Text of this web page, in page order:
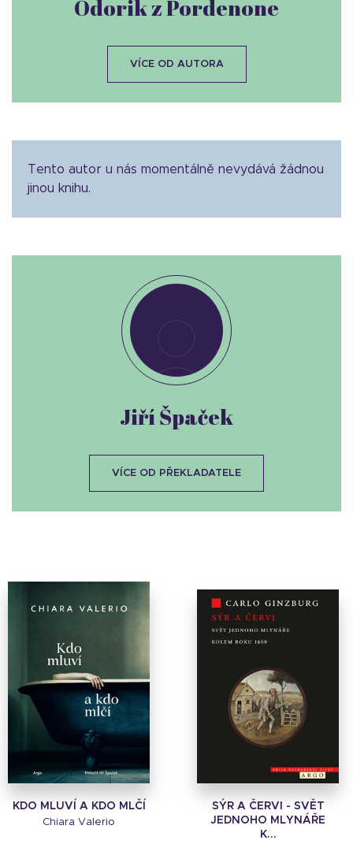
Tento autor u nás momentálně nevydává žádnou
jinou knihu.
Odorik z Pordenone
VÍCE OD AUTORA
KDO MLUVÍ A KDO MLČÍ
Chiara Valerio
SÝR A ČERVI - SVĚT
JEDNOHO MLYNÁŘE
K...
Jiří Špaček
VÍCE OD PŘEKLADATELE